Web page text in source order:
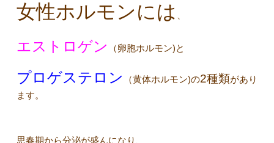
女性ホルモンには
エストロゲン （卵胞ホルモン)と
プロゲステロン （黄体ホルモン)の2種類があり
ます。
思春期から分泌が盛んになり、